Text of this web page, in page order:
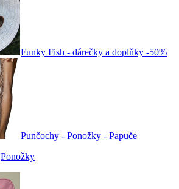
Funky Fish - dárečky a doplňky -50%
Punčochy - Ponožky - Papuče
Ponožky